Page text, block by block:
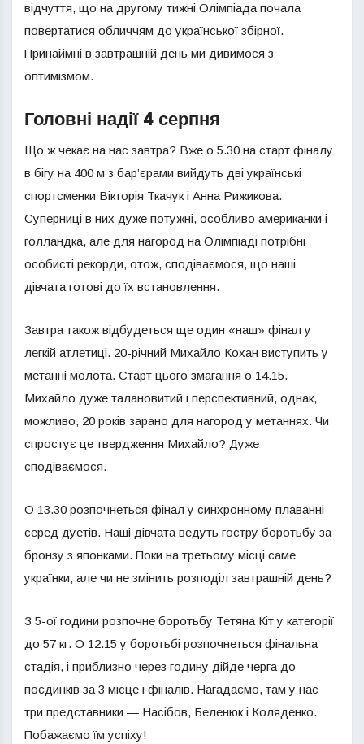
відчуття, що на другому тижні Олімпіада почала
повертатися обличчям до української збірної.
Принаймні в завтрашній день ми дивимося з
оптимізмом.
Головні надії 4 серпня
Що ж чекає на нас завтра? Вже о 5.30 на старт фіналу
в бігу на 400 м з бар’єрами вийдуть дві українські
спортсменки Вікторія Ткачук і Анна Рижикова.
Суперниці в них дуже потужні, особливо американки і
голландка, але для нагород на Олімпіаді потрібні
особисті рекорди, отож, сподіваємося, що наші
дівчата готові до їх встановлення.
Завтра також відбудеться ще один «наш» фінал у
легкій атлетиці. 20-річний Михайло Кохан виступить у
метанні молота. Старт цього змагання о 14.15.
Михайло дуже талановитий і перспективний, однак,
можливо, 20 років зарано для нагород у метаннях. Чи
спростує це твердження Михайло? Дуже
сподіваємося.
О 13.30 розпочнеться фінал у синхронному плаванні
серед дуетів. Наші дівчата ведуть гостру боротьбу за
бронзу з японками. Поки на третьому місці саме
українки, але чи не змінить розподіл завтрашній день?
З 5-ої години розпочне боротьбу Тетяна Кіт у категорії
до 57 кг. О 12.15 у боротьбі розпочнеться фінальна
стадія, і приблизно через годину дійде черга до
поєдинків за 3 місце і фіналів. Нагадаємо, там у нас
три представники — Насібов, Беленюк і Коляденко.
Побажаємо їм успіху!